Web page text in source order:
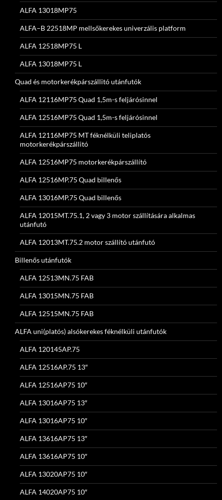
ALFA 13018MP75
ALFA–B 22518MP mellsőkerekes univerzális platform
ALFA 12518MP75 L
ALFA 13018MP75 L
Quad és motorkerékpárszállitó utánfutók
ALFA 12116MP75 Quad 1,5m-s feljárósinnel
ALFA 12516MP75 Quad 1,5m-s feljárósinnel
ALFA 12116MP75 MT féknélküli teliplatós
motorkerékpárszállitó
ALFA 12516MP75 motorkerékpárszállító
ALFA 12516MP.75 Quad billenős
ALFA 13016MP.75 Quad billenős
ALFA 12015MT.75.1, 2 vagy 3 motor szállítására alkalmas
utánfutó
ALFA 12013MT.75.2 motor szállító utánfutó
Billenős utánfutók
ALFA 12513MN.75 FAB
ALFA 13015MN.75 FAB
ALFA 12515MN.75 FAB
ALFA uni(platós) alsókerekes féknélküli utánfutók
ALFA 120145AP.75
ALFA 12516AP.75 13″
ALFA 12516AP75 10″
ALFA 13016AP75 13″
ALFA 13016AP75 10″
ALFA 13616AP75 13″
ALFA 13616AP75 10″
ALFA 13020AP75 10″
ALFA 14020AP75 10″